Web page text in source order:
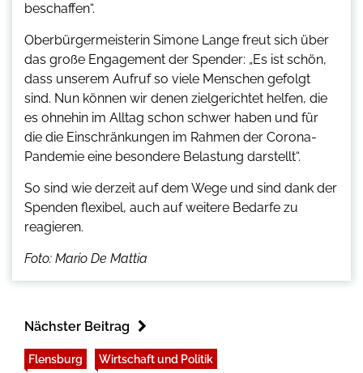
beschaffen“.
Oberbürgermeisterin Simone Lange freut sich über
das große Engagement der Spender: „Es ist schön,
dass unserem Aufruf so viele Menschen gefolgt
sind. Nun können wir denen zielgerichtet helfen, die
es ohnehin im Alltag schon schwer haben und für
die die Einschränkungen im Rahmen der Corona-
Pandemie eine besondere Belastung darstellt“.
So sind wie derzeit auf dem Wege und sind dank der
Spenden flexibel, auch auf weitere Bedarfe zu
reagieren.
Foto: Mario De Mattia
Nächster Beitrag
Flensburg Wirtschaft und Politik